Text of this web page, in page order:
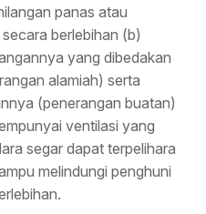
panas atau
berlebihan (b)
yang dibedakan
alamiah) serta
(penerangan buatan)
ventilasi yang
segar dapat terpelihara
melindungi penghuni